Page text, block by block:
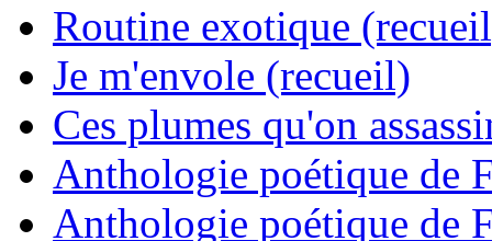
Routine exotique
Je m'envole (recueil)
Ces plumes qu'on
Anthologie poétique de
Anthologie poétique de